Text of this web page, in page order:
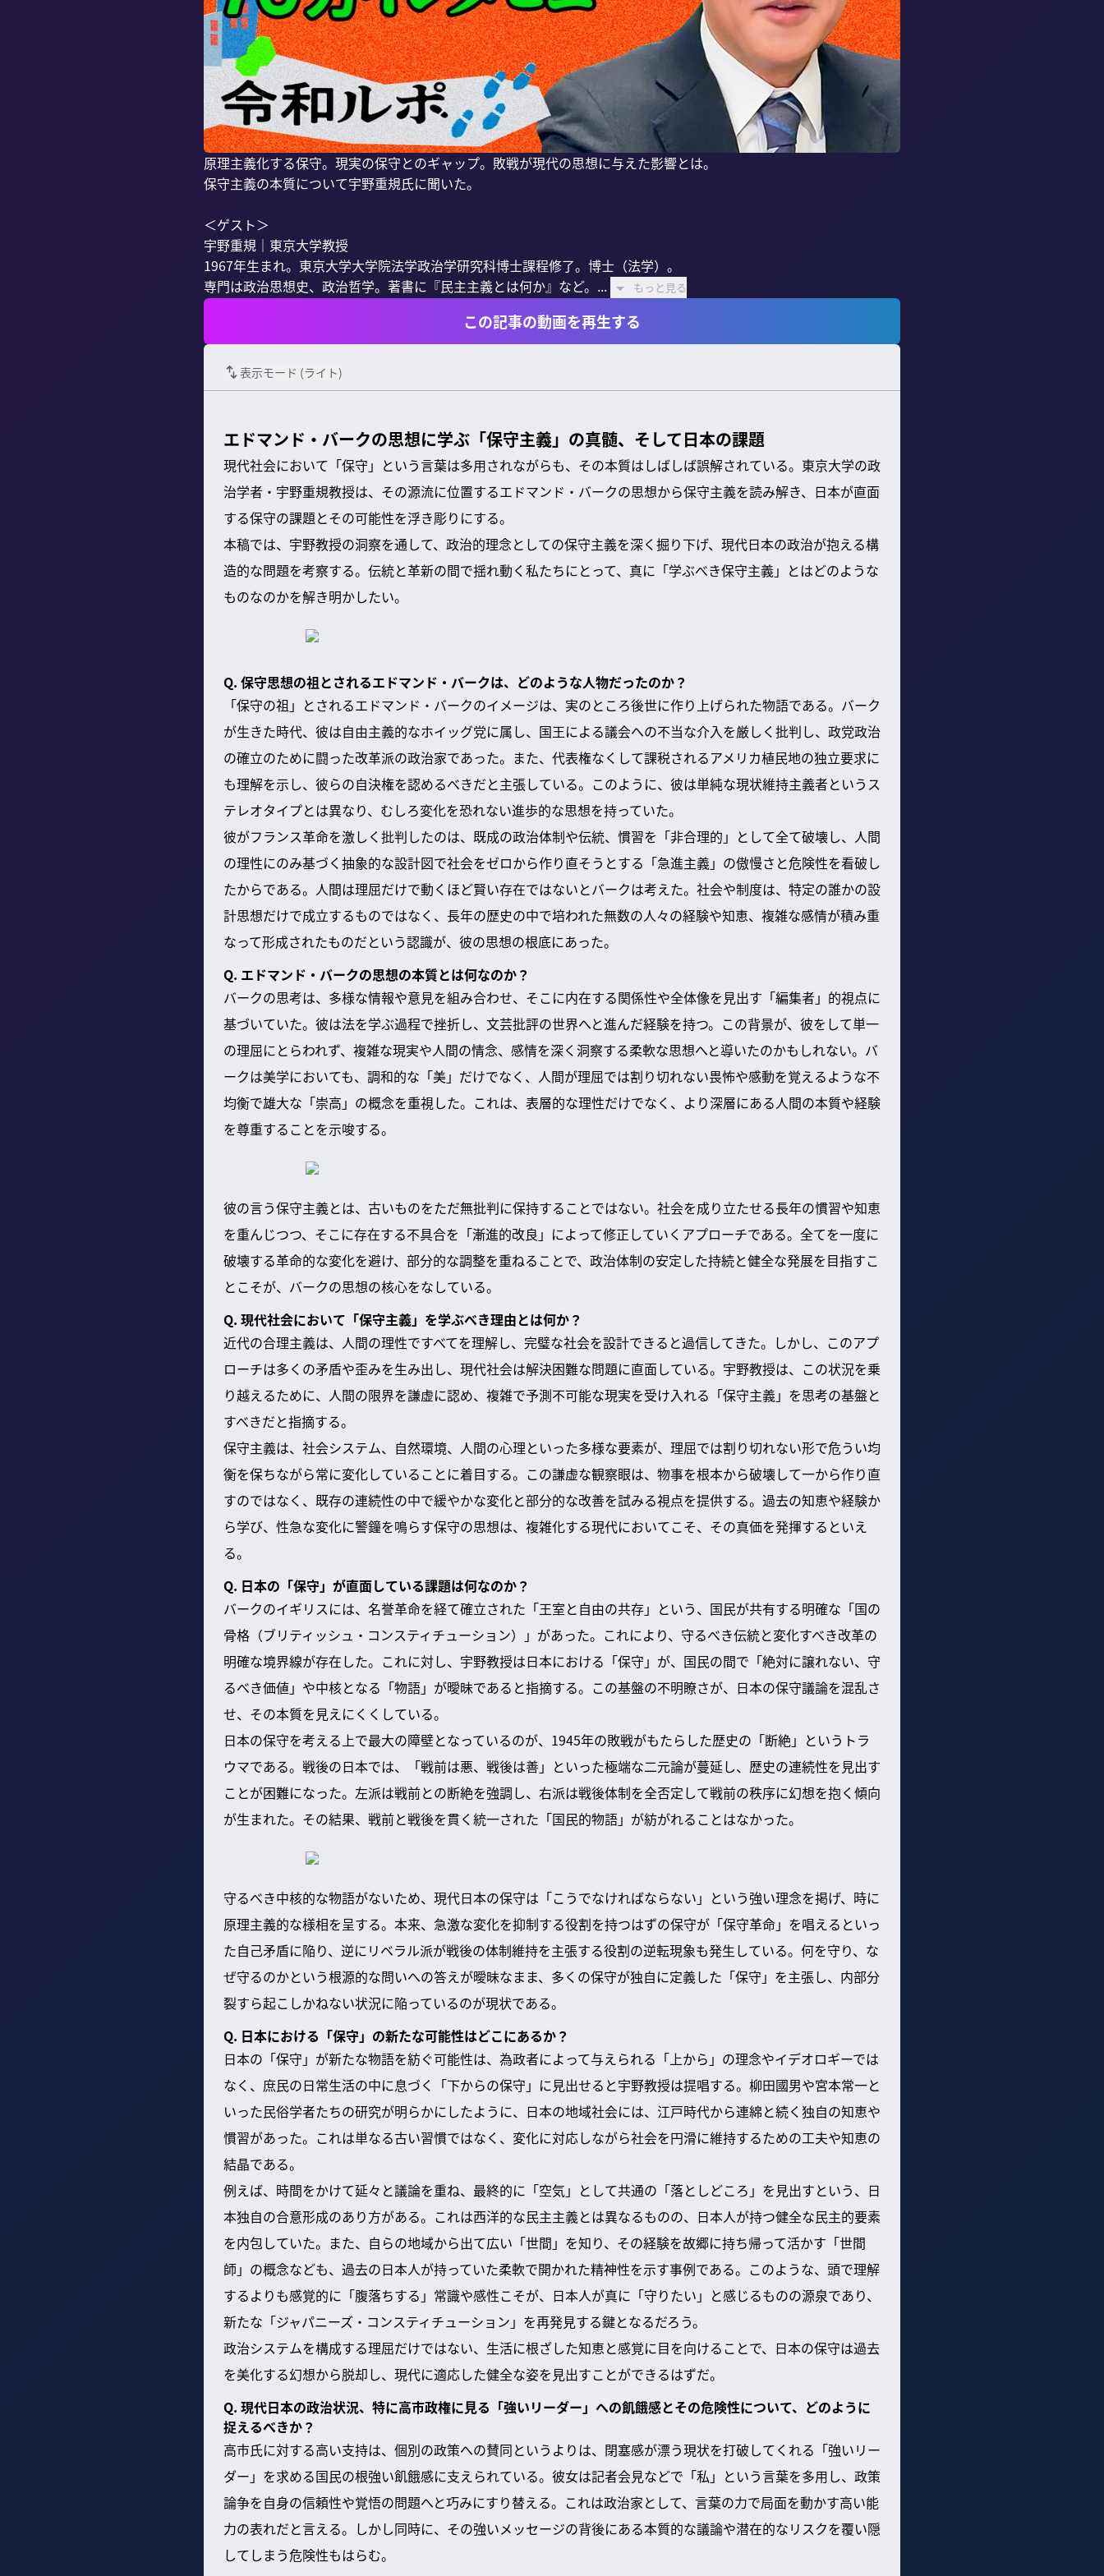
原理主義化する保守。現実の保守とのギャップ。敗戦が現代の思想に与えた影響とは。
保守主義の本質について宇野重規氏に聞いた。
＜ゲスト＞
宇野重規｜東京大学教授
1967年生まれ。東京大学大学院法学政治学研究科博士課程修了。博士（法学）。
専門は政治思想史、政治哲学。著書に『民主主義とは何か』など。...
もっと見る
この記事の動画を再生する
表示モード (ライト)
エドマンド・バークの思想に学ぶ「保守主義」の真髄、そして日本の課題
現代社会において「保守」という言葉は多用されながらも、その本質はしばしば誤解されている。東京大学の政
治学者・宇野重規教授は、その源流に位置するエドマンド・バークの思想から保守主義を読み解き、日本が直面
する保守の課題とその可能性を浮き彫りにする。
本稿では、宇野教授の洞察を通して、政治的理念としての保守主義を深く掘り下げ、現代日本の政治が抱える構
造的な問題を考察する。伝統と革新の間で揺れ動く私たちにとって、真に「学ぶべき保守主義」とはどのような
ものなのかを解き明かしたい。
Q. 保守思想の祖とされるエドマンド・バークは、どのような人物だったのか？
「保守の祖」とされるエドマンド・バークのイメージは、実のところ後世に作り上げられた物語である。バーク
が生きた時代、彼は自由主義的なホイッグ党に属し、国王による議会への不当な介入を厳しく批判し、政党政治
の確立のために闘った改革派の政治家であった。また、代表権なくして課税されるアメリカ植民地の独立要求に
も理解を示し、彼らの自決権を認めるべきだと主張している。このように、彼は単純な現状維持主義者というス
テレオタイプとは異なり、むしろ変化を恐れない進歩的な思想を持っていた。
彼がフランス革命を激しく批判したのは、既成の政治体制や伝統、慣習を「非合理的」として全て破壊し、人間
の理性にのみ基づく抽象的な設計図で社会をゼロから作り直そうとする「急進主義」の傲慢さと危険性を看破し
たからである。人間は理屈だけで動くほど賢い存在ではないとバークは考えた。社会や制度は、特定の誰かの設
計思想だけで成立するものではなく、長年の歴史の中で培われた無数の人々の経験や知恵、複雑な感情が積み重
なって形成されたものだという認識が、彼の思想の根底にあった。
Q. エドマンド・バークの思想の本質とは何なのか？
バークの思考は、多様な情報や意見を組み合わせ、そこに内在する関係性や全体像を見出す「編集者」的視点に
基づいていた。彼は法を学ぶ過程で挫折し、文芸批評の世界へと進んだ経験を持つ。この背景が、彼をして単一
の理屈にとらわれず、複雑な現実や人間の情念、感情を深く洞察する柔軟な思想へと導いたのかもしれない。バ
ークは美学においても、調和的な「美」だけでなく、人間が理屈では割り切れない畏怖や感動を覚えるような不
均衡で雄大な「崇高」の概念を重視した。これは、表層的な理性だけでなく、より深層にある人間の本質や経験
を尊重することを示唆する。
彼の言う保守主義とは、古いものをただ無批判に保持することではない。社会を成り立たせる長年の慣習や知恵
を重んじつつ、そこに存在する不具合を「漸進的改良」によって修正していくアプローチである。全てを一度に
破壊する革命的な変化を避け、部分的な調整を重ねることで、政治体制の安定した持続と健全な発展を目指すこ
とこそが、バークの思想の核心をなしている。
Q. 現代社会において「保守主義」を学ぶべき理由とは何か？
近代の合理主義は、人間の理性ですべてを理解し、完璧な社会を設計できると過信してきた。しかし、このアプ
ローチは多くの矛盾や歪みを生み出し、現代社会は解決困難な問題に直面している。宇野教授は、この状況を乗
り越えるために、人間の限界を謙虚に認め、複雑で予測不可能な現実を受け入れる「保守主義」を思考の基盤と
すべきだと指摘する。
保守主義は、社会システム、自然環境、人間の心理といった多様な要素が、理屈では割り切れない形で危うい均
衡を保ちながら常に変化していることに着目する。この謙虚な観察眼は、物事を根本から破壊して一から作り直
すのではなく、既存の連続性の中で緩やかな変化と部分的な改善を試みる視点を提供する。過去の知恵や経験か
ら学び、性急な変化に警鐘を鳴らす保守の思想は、複雑化する現代においてこそ、その真価を発揮するといえ
る。
Q. 日本の「保守」が直面している課題は何なのか？
バークのイギリスには、名誉革命を経て確立された「王室と自由の共存」という、国民が共有する明確な「国の
骨格（ブリティッシュ・コンスティチューション）」があった。これにより、守るべき伝統と変化すべき改革の
明確な境界線が存在した。これに対し、宇野教授は日本における「保守」が、国民の間で「絶対に譲れない、守
るべき価値」や中核となる「物語」が曖昧であると指摘する。この基盤の不明瞭さが、日本の保守議論を混乱さ
せ、その本質を見えにくくしている。
日本の保守を考える上で最大の障壁となっているのが、1945年の敗戦がもたらした歴史の「断絶」というトラ
ウマである。戦後の日本では、「戦前は悪、戦後は善」といった極端な二元論が蔓延し、歴史の連続性を見出す
ことが困難になった。左派は戦前との断絶を強調し、右派は戦後体制を全否定して戦前の秩序に幻想を抱く傾向
が生まれた。その結果、戦前と戦後を貫く統一された「国民的物語」が紡がれることはなかった。
守るべき中核的な物語がないため、現代日本の保守は「こうでなければならない」という強い理念を掲げ、時に
原理主義的な様相を呈する。本来、急激な変化を抑制する役割を持つはずの保守が「保守革命」を唱えるといっ
た自己矛盾に陥り、逆にリベラル派が戦後の体制維持を主張する役割の逆転現象も発生している。何を守り、な
ぜ守るのかという根源的な問いへの答えが曖昧なまま、多くの保守が独自に定義した「保守」を主張し、内部分
裂すら起こしかねない状況に陥っているのが現状である。
Q. 日本における「保守」の新たな可能性はどこにあるか？
日本の「保守」が新たな物語を紡ぐ可能性は、為政者によって与えられる「上から」の理念やイデオロギーでは
なく、庶民の日常生活の中に息づく「下からの保守」に見出せると宇野教授は提唱する。柳田國男や宮本常一と
いった民俗学者たちの研究が明らかにしたように、日本の地域社会には、江戸時代から連綿と続く独自の知恵や
慣習があった。これは単なる古い習慣ではなく、変化に対応しながら社会を円滑に維持するための工夫や知恵の
結晶である。
例えば、時間をかけて延々と議論を重ね、最終的に「空気」として共通の「落としどころ」を見出すという、日
本独自の合意形成のあり方がある。これは西洋的な民主主義とは異なるものの、日本人が持つ健全な民主的要素
を内包していた。また、自らの地域から出て広い「世間」を知り、その経験を故郷に持ち帰って活かす「世間
師」の概念なども、過去の日本人が持っていた柔軟で開かれた精神性を示す事例である。このような、頭で理解
するよりも感覚的に「腹落ちする」常識や感性こそが、日本人が真に「守りたい」と感じるものの源泉であり、
新たな「ジャパニーズ・コンスティチューション」を再発見する鍵となるだろう。
政治システムを構成する理屈だけではない、生活に根ざした知恵と感覚に目を向けることで、日本の保守は過去
を美化する幻想から脱却し、現代に適応した健全な姿を見出すことができるはずだ。
Q. 現代日本の政治状況、特に高市政権に見る「強いリーダー」への飢餓感とその危険性について、どのように
捉えるべきか？
高市氏に対する高い支持は、個別の政策への賛同というよりは、閉塞感が漂う現状を打破してくれる「強いリー
ダー」を求める国民の根強い飢餓感に支えられている。彼女は記者会見などで「私」という言葉を多用し、政策
論争を自身の信頼性や覚悟の問題へと巧みにすり替える。これは政治家として、言葉の力で局面を動かす高い能
力の表れだと言える。しかし同時に、その強いメッセージの背後にある本質的な議論や潜在的なリスクを覆い隠
してしまう危険性もはらむ。